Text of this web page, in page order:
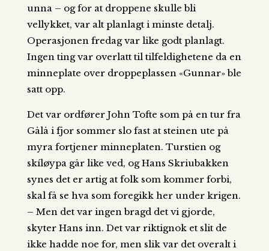
unna – og for at droppene skulle bli
vellykket, var alt planlagt i minste detalj.
Operasjonen fredag var like godt planlagt.
Ingen ting var overlatt til tilfeldighetene da en
minneplate over droppeplassen «Gunnar» ble
satt opp.
Det var ordfører John Tofte som på en tur fra
Gålå i fjor sommer slo fast at steinen ute på
myra fortjener minneplaten. Turstien og
skíløypa går like ved, og Hans Skriubakken
synes det er artig at folk som kommer forbi,
skal få se hva som foregikk her under krigen.
– Men det var ingen bragd det vi gjorde,
skyter Hans inn. Det var riktignok et slit de
ikke hadde noe for, men slik var det overalt i